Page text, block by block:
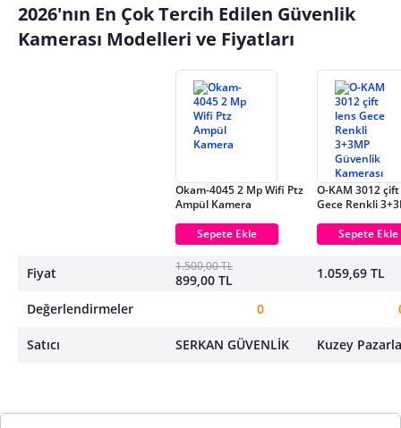
2026'nın En Çok Tercih Edilen Güvenlik
Kamerası Modelleri ve Fiyatları
Fiyat
Değerlendirmeler
Satıcı
Okam-4045 2 Mp Wifi Ptz
Ampül Kamera
Sepete Ekle
1.500,00 TL
899,00 TL
0
SERKAN GÜVENLİK
O-KAM 3012
Gece Renkli
Sepete Ekle
1.059,69 TL
Kuzey